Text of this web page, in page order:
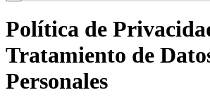
Política de
Tratamiento de
Personales